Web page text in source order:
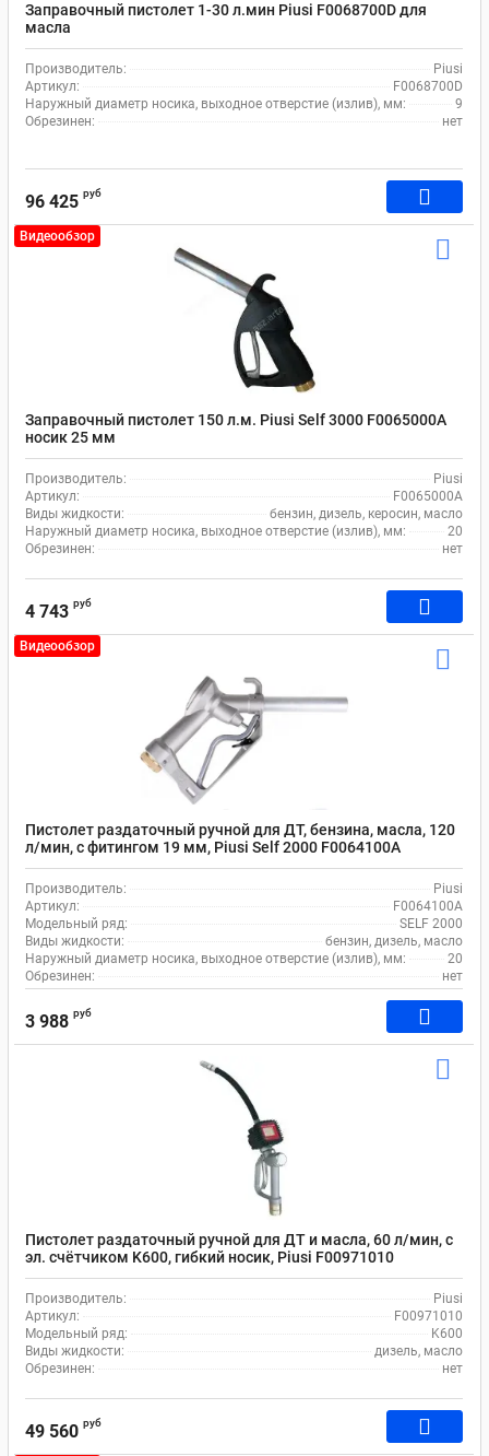
Заправочный пистолет 1-30 л.мин Piusi F0068700D для
масла
Производитель:
Piusi
Артикул:
F0068700D
Наружный диаметр носика, выходное отверстие (излив), мм:
9
Обрезинен:
нет
96 425 руб
Видеообзор
Заправочный пистолет 150 л.м. Piusi Self 3000 F0065000A
носик 25 мм
Производитель:
Piusi
Артикул:
F0065000A
Виды жидкости:
бензин, дизель, керосин, масло
Наружный диаметр носика, выходное отверстие (излив), мм:
20
Обрезинен:
нет
4 743 руб
Видеообзор
Пистолет раздаточный ручной для ДТ, бензина, масла, 120
л/мин, с фитингом 19 мм, Piusi Self 2000 F0064100A
Производитель:
Piusi
Артикул:
F0064100A
Модельный ряд:
SELF 2000
Виды жидкости:
бензин, дизель, масло
Наружный диаметр носика, выходное отверстие (излив), мм:
20
Обрезинен:
нет
3 988 руб
Пистолет раздаточный ручной для ДТ и масла, 60 л/мин, с
эл. счётчиком K600, гибкий носик, Piusi F00971010
Производитель:
Piusi
Артикул:
F00971010
Модельный ряд:
K600
Виды жидкости:
дизель, масло
Обрезинен:
нет
49 560 руб